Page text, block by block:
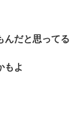
んだと思ってる
もよ